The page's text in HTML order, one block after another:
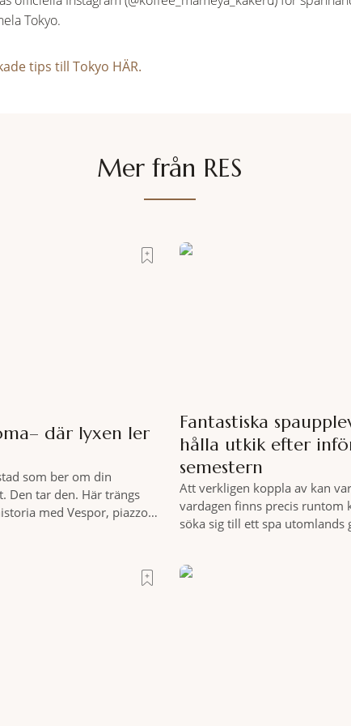
Tokyo.
tips till Tokyo HÄR.
Mer från RES
där lyxen ler
som ber om din
Den tar den. Här trängs
med Vespor, piazzor
gömmer sig Portrait
som lyckas med den smått
Fantastiska
hålla utkik efter
semestern
Att verkligen koppla av kan
vardagen finns precis runtom
söka sig till ett spa utomlands
där tillståndet av lugn och